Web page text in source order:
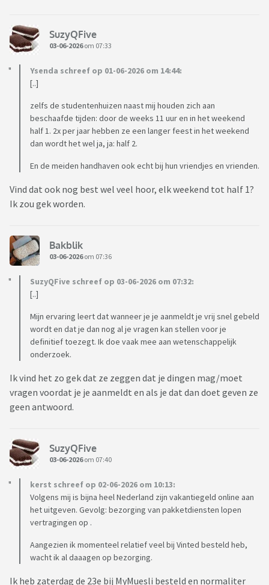
SuzyQFive
03-06-2026om 07:33
Ysenda schreef op 01-06-2026 om 14:44:
[..]
zelfs de studentenhuizen naast mij houden zich aan
beschaafde tijden: door de weeks 11 uur en in het weekend
half 1. 2x per jaar hebben ze een langer feest in het weekend
dan wordt het wel ja, ja: half 2.
En de meiden handhaven ook echt bij hun vriendjes en vrienden.
Vind dat ook nog best wel veel hoor, elk weekend tot half 1?
Ik zou gek worden.
Bakblik
03-06-2026om 07:36
SuzyQFive schreef op 03-06-2026 om 07:32:
[..]
Mijn ervaring leert dat wanneer je je aanmeldt je vrij snel gebeld
wordt en dat je dan nog al je vragen kan stellen voor je
definitief toezegt. Ik doe vaak mee aan wetenschappelijk
onderzoek.
Ik vind het zo gek dat ze zeggen dat je dingen mag/moet
vragen voordat je je aanmeldt en als je dat dan doet geven ze
geen antwoord.
SuzyQFive
03-06-2026om 07:40
kerst schreef op 02-06-2026 om 10:13:
Volgens mij is bijna heel Nederland zijn vakantiegeld online aan
het uitgeven. Gevolg: bezorging van pakketdiensten lopen
vertragingen op .
Aangezien ik momenteel relatief veel bij Vinted besteld heb,
wacht ik al daaagen op bezorging.
Ik heb zaterdag de 23e bij MyMuesli besteld en normaliter